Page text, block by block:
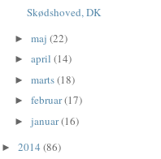
Skødshoved, DK
► maj (22)
► april (14)
► marts(18)
► februar(17)
► januar(16)
► 2014 (86)